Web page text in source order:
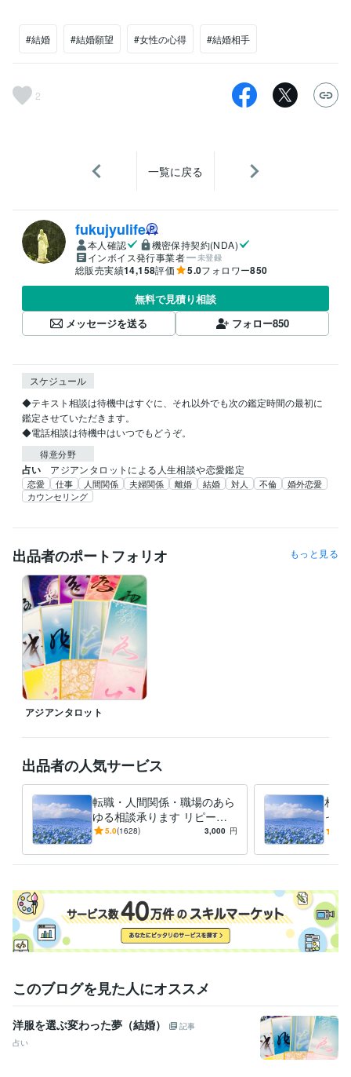
#結婚 #結婚願望 #女性の心得 #結婚相手
2
一覧に戻る
fukujyulife
本人確認
機密保持契約(NDA)
インボイス発行事業者
未登録
総販売実績14,158評価 5.0フォロワー850
無料で見積り相談
メッセージを送る
フォロー850
スケジュール
◆テキスト相談は待機中はすぐに、それ以外でも次の鑑定時間の最初に
鑑定させていただきます。
得意分野
占い アジアンタロットによる人生相談や恋愛鑑定
恋愛 仕事 人間関係 夫婦関係 離婚 結婚 対人 不倫
婚外恋愛
カウンセリング
出品者のポートフォリオ もっと見る
アジアンタロット
出品者の人気サービス
転職・人間関係・職場のあら
ゆる相談承ります リピータ
ー多数！経験豊かな鑑定師に
5.0(1628) 3,000 円
相手
っき
ドが
このブログを見た人にオススメ
洋服を選ぶ変わった夢（結婚）
記事
占い